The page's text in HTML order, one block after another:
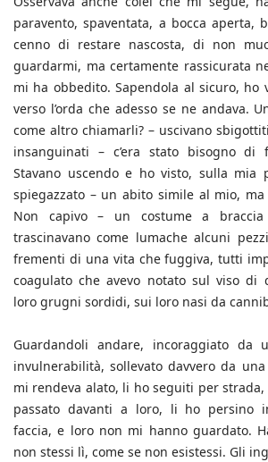
paravento, spaventata, a bocca aperta,
cenno di restare nascosta, di non
guardarmi, ma certamente rassicurata
mi ha obbedito. Sapendola al sicuro, ho
verso l’orda che adesso se ne andava.
come altro chiamarli? – uscivano
insanguinati – c’era stato bisogno di
Stavano uscendo e ho visto, sulla mia
spiegazzato – un abito simile al mio, ma
Non capivo – un costume a
trascinavano come lumache alcuni
frementi di una vita che fuggiva, tutti
coagulato che avevo notato sul viso di
loro grugni sordidi, sui loro nasi da
Guardandoli andare, incoraggiato da
invulnerabilità, sollevato davvero da
mi rendeva alato, li ho seguiti per
passato davanti a loro, li ho persino
faccia, e loro non mi hanno guardato.
non stessi lì, come se non esistessi. Gli